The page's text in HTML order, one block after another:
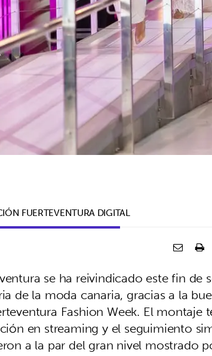
FUERTEVENTURA DIGITAL
se ha reivindicado este fin
de la moda canaria, gracias a la
Fashion Week. El
en streaming y el seguimiento
a la par del gran nivel mostrado